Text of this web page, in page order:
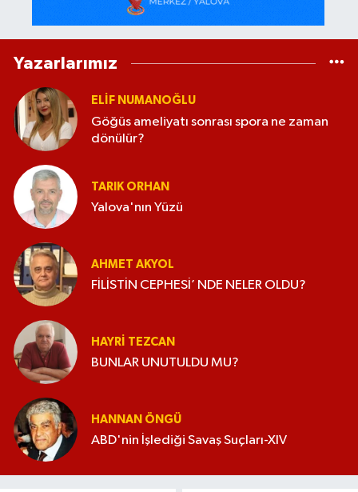
Yazarlarımız
ELİF NUMANOĞLU
Göğüs ameliyatı sonrası spora ne zaman
dönülür?
TARIK ORHAN
Yalova'nın Yüzü
AHMET AKYOL
FİLİSTİN CEPHESİ’ NDE NELER OLDU?
HAYRI TEZCAN
BUNLAR UNUTULDU MU?
HANNAN ÖNGÜ
ABD'nin İşlediği Savaş Suçları-XIV